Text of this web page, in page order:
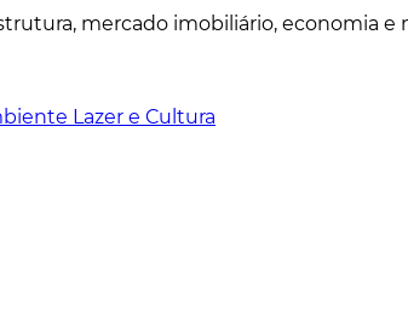
mercado imobiliário, economia e
Lazer e Cultura